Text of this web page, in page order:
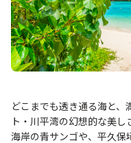
どこまでも透き通る海と、
ト・川平湾の幻想的な美
海岸の青サンゴや、平久保